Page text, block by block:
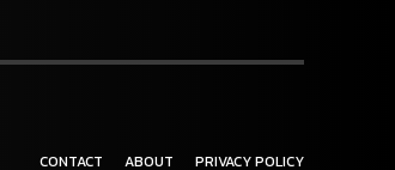
CONTACT ABOUT PRIVACY POLICY